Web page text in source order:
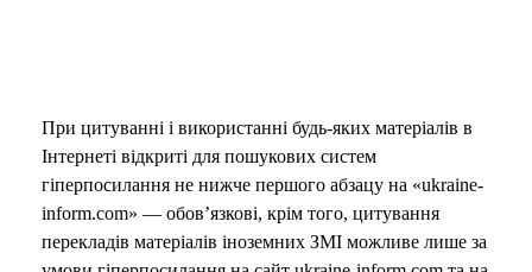
При цитуванні і використанні будь-яких матеріалів в
Інтернеті відкриті для пошукових систем
гіперпосилання не нижче першого абзацу на «ukraine-
inform.com» — обов’язкові, крім того, цитування
перекладів матеріалів іноземних ЗМІ можливе лише за